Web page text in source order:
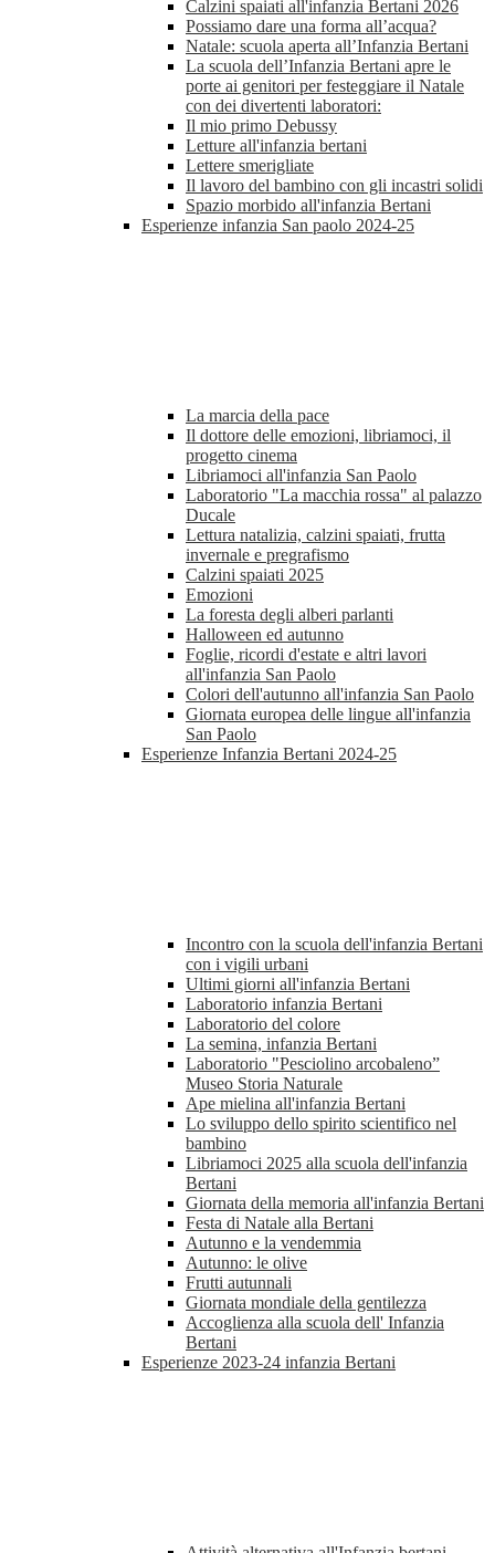
Calzini spaiati all'infanzia Bertani 2026
Possiamo dare una forma all’acqua?
Natale: scuola aperta all’Infanzia Bertani
La scuola dell’Infanzia Bertani apre le
porte ai genitori per festeggiare il Natale
con dei divertenti laboratori:
Il mio primo Debussy
Letture all'infanzia bertani
Lettere smerigliate
Il lavoro del bambino con gli incastri solidi
Spazio morbido all'infanzia Bertani
Esperienze infanzia San paolo 2024-25
La marcia della pace
Il dottore delle emozioni, libriamoci, il
progetto cinema
Libriamoci all'infanzia San Paolo
Laboratorio "La macchia rossa" al palazzo
Ducale
Lettura natalizia, calzini spaiati, frutta
invernale e pregrafismo
Calzini spaiati 2025
Emozioni
La foresta degli alberi parlanti
Halloween ed autunno
Foglie, ricordi d'estate e altri lavori
all'infanzia San Paolo
Colori dell'autunno all'infanzia San Paolo
Giornata europea delle lingue all'infanzia
San Paolo
Esperienze Infanzia Bertani 2024-25
Incontro con la scuola dell'infanzia Bertani
con i vigili urbani
Ultimi giorni all'infanzia Bertani
Laboratorio infanzia Bertani
Laboratorio del colore
La semina, infanzia Bertani
Laboratorio "Pesciolino arcobaleno”
Museo Storia Naturale
Ape mielina all'infanzia Bertani
Lo sviluppo dello spirito scientifico nel
bambino
Libriamoci 2025 alla scuola dell'infanzia
Bertani
Giornata della memoria all'infanzia Bertani
Festa di Natale alla Bertani
Autunno e la vendemmia
Autunno: le olive
Frutti autunnali
Giornata mondiale della gentilezza
Accoglienza alla scuola dell' Infanzia
Bertani
Esperienze 2023-24 infanzia Bertani